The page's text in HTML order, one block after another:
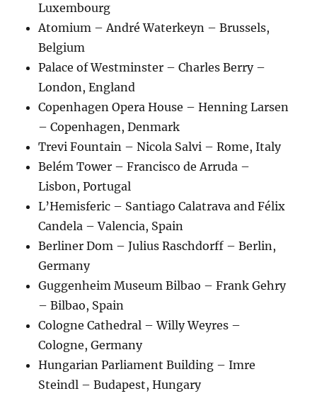
Luxembourg
Atomium – André Waterkeyn – Brussels,
Belgium
Palace of Westminster – Charles Berry –
London, England
Copenhagen Opera House – Henning Larsen
– Copenhagen, Denmark
Trevi Fountain – Nicola Salvi – Rome, Italy
Belém Tower – Francisco de Arruda –
Lisbon, Portugal
L’Hemisferic – Santiago Calatrava and Félix
Candela – Valencia, Spain
Berliner Dom – Julius Raschdorff – Berlin,
Germany
Guggenheim Museum Bilbao – Frank Gehry
– Bilbao, Spain
Cologne Cathedral – Willy Weyres –
Cologne, Germany
Hungarian Parliament Building – Imre
Steindl – Budapest, Hungary